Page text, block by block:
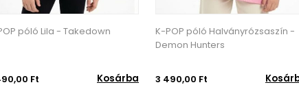
póló Lila - Takedown
Ft Kosárba
K-POP póló Halványrózsaszín -
Demon Hunters
3 490,00 Ft Kosárba